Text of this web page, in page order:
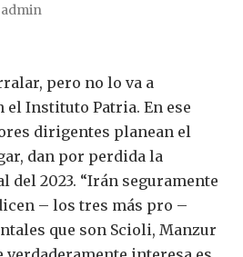
admin
pero no lo va a
el Instituto Patria. En ese
dirigentes planean el
dan por perdida la
del 2023. “Irán seguramente
– los tres más pro –
que son Scioli, Manzur